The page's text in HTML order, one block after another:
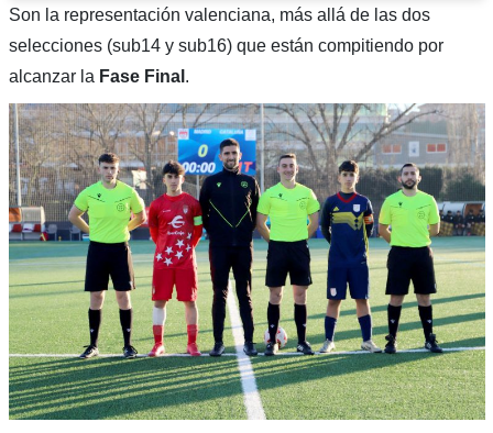
Son la representación valenciana, más allá de las dos
selecciones (sub14 y sub16) que están compitiendo por
alcanzar la Fase Final .